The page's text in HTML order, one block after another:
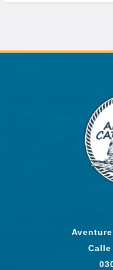
Calle